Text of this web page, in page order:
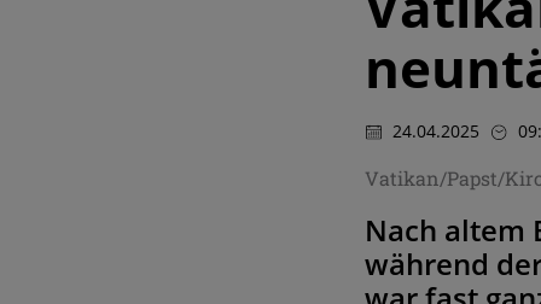
24.04.2025
Vatikan/Papst/
Nach altem
während